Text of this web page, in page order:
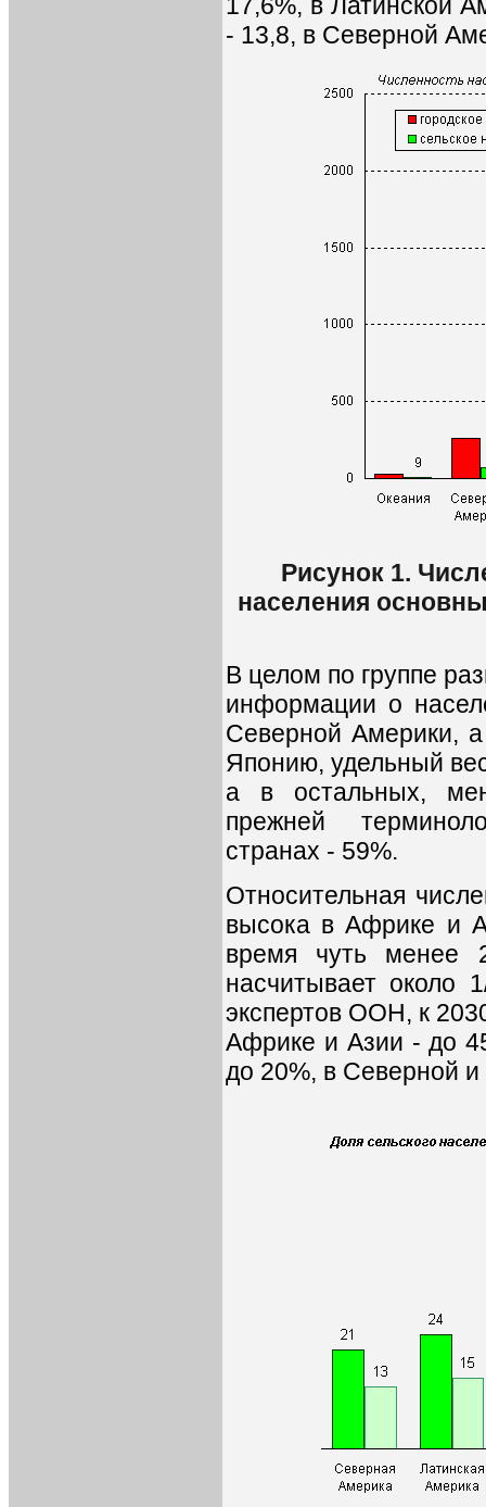
17,6%, в Латинской
- 13,8, в Северной
Рисунок 1.
населения
В целом по группе
информации о
Северной Америки,
Японию, удельный
а в остальных,
прежней
странах - 59%.
Относительная
высока в Африке и
время чуть менее
насчитывает около
экспертов ООН, к
Африке и Азии - до
до 20%, в Северной